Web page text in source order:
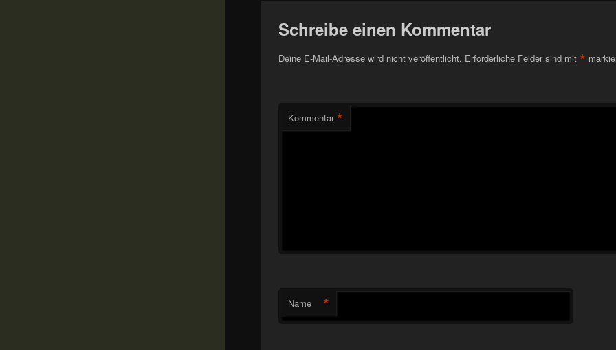
Schreibe einen Kommentar
Deine E-Mail-Adresse wird nicht veröffentlicht. Erforderliche Felder sind mit *
Kommentar *
Name *